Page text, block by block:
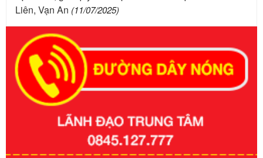
Liên, Vạn An (11/07/2025)